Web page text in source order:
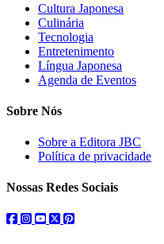
Cultura Japonesa
Culinária
Tecnologia
Entretenimento
Língua Japonesa
Agenda de Eventos
Sobre Nós
Sobre a Editora JBC
Política de privacidade
Nossas Redes Sociais
facebook
instagram
youtube
twitterpinterest